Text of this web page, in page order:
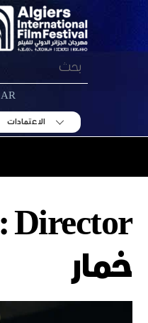
AR
الاعتمادات
Director :
خمار